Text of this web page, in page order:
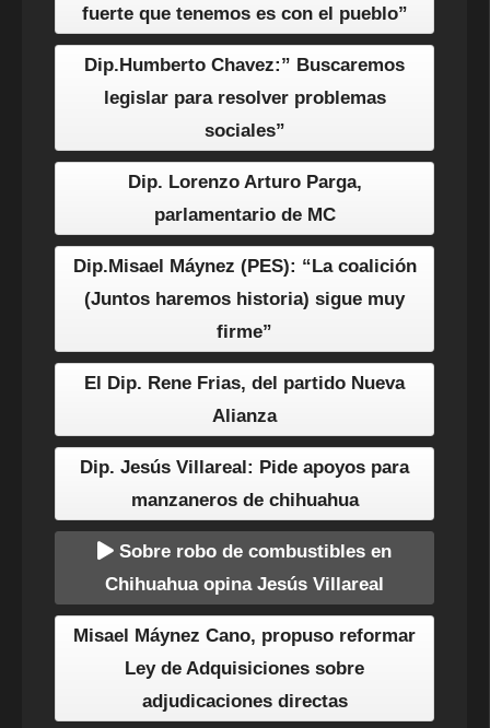
fuerte que tenemos es con el pueblo”
Dip.Humberto Chavez:” Buscaremos
legislar para resolver problemas
sociales”
Dip. Lorenzo Arturo Parga,
parlamentario de MC
Dip.Misael Máynez (PES): “La coalición
(Juntos haremos historia) sigue muy
firme”
El Dip. Rene Frias, del partido Nueva
Alianza
Dip. Jesús Villareal: Pide apoyos para
manzaneros de chihuahua
Sobre robo de combustibles en
Chihuahua opina Jesús Villareal
Misael Máynez Cano, propuso reformar
Ley de Adquisiciones sobre
adjudicaciones directas